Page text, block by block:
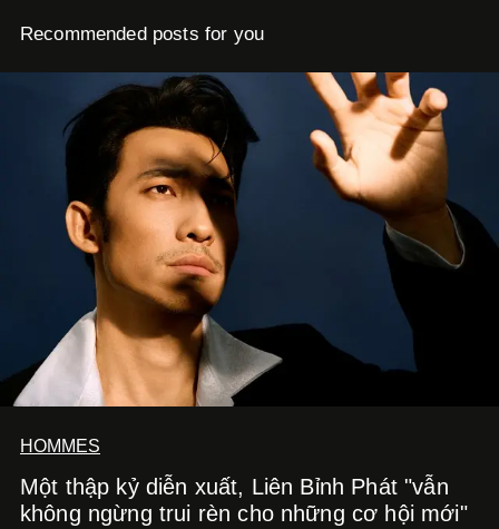
Recommended posts for you
HOMMES
Một thập kỷ diễn xuất, Liên Bỉnh Phát "vẫn
không ngừng trui rèn cho những cơ hội mới"